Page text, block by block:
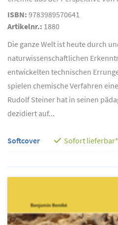
ISBN: 9783989570641
Artikelnr.: 1880
Die ganze Welt ist heute durch
naturwissenschaftlichen
entwickelten technischen
spielen chemische Verfahren
Rudolf Steiner hat in seinen
dezidiert auf...
Softcover Sofort lieferbar*